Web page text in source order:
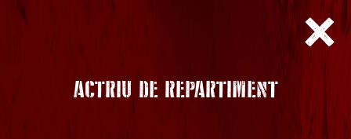
ACTRIU DE REPARTIMENT